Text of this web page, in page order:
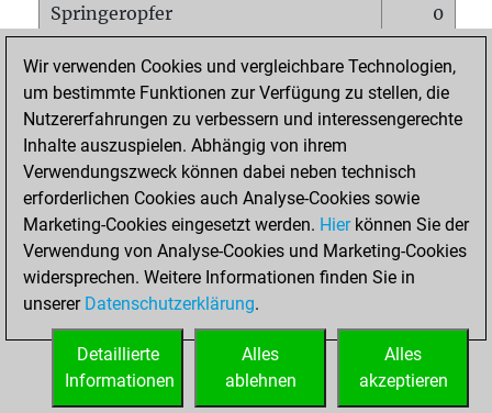
Springeropfer
0
Matt auf vollem Brett
0
Bauer setzt Matt
0
Erstickte Matts
Unterverwandlungen
Türme auf der siebten
0
STARTSEITE
Wir verwenden Cookies und vergleichbare Technologien,
um bestimmte Funktionen zur Verfügung zu stellen, die
Nutzererfahrungen zu verbessern und interessengerechte
Inhalte auszuspielen. Abhängig von ihrem
Verwendungszweck können dabei neben technisch
erforderlichen Cookies auch Analyse-Cookies sowie
Marketing-Cookies eingesetzt werden. Hierkönnen Sie der
Verwendung von Analyse-Cookies und Marketing-Cookies
widersprechen. Weitere Informationen finden Sie in
unserer Datenschutzerklärung.
Alles
akzeptieren
Alles
ablehnen
Detaillierte
Informationen